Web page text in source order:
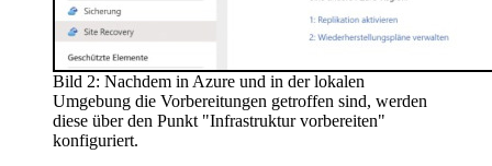
Bild 2: Nachdem in Azure und in der lokalen
Umgebung die Vorbereitungen getroffen sind, werden
diese über den Punkt "Infrastruktur vorbereiten"
konfiguriert.